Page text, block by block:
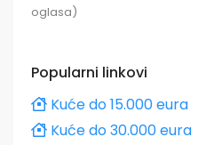
oglasa)
Popularni linkovi
Kuće do 15.000 eura
Kuće do 30.000 eura